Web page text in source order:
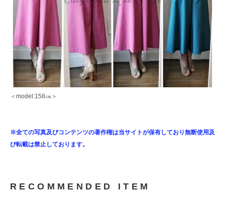
＜model:158㎝＞
※全ての写真及びコンテンツの著作権は当サイトが保有しており無断使用及
び転載は禁止しております。
RECOMMENDED ITEM